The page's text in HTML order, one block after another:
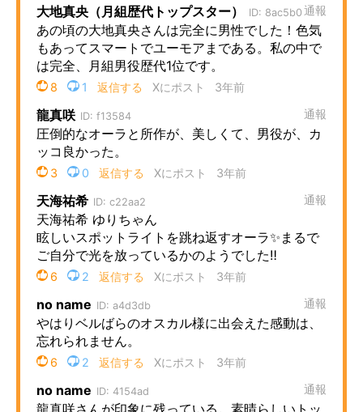
IT製品の技術・比較・事例
製造業のIT導入・活用を支援
モノづくり技術者専門サイト
エレクトロニクス専門サイト
電子設計の基本と応用
建設×テクノロジーの最前線
ちょっと気になるネットの話題